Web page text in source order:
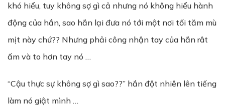
khó hiểu, tuy không sợ gì cả nhưng nó không hiểu hành
động của hắn, sao hắn lại đưa nó tới một nơi tối tăm mù
mịt này chứ?? Nhưng phải công nhận tay của hắn rât
ấm và to hơn tay nó …
“Cậu thực sự không sợ gì sao??” hắn đột nhiên lên tiếng
làm nó giật mình …